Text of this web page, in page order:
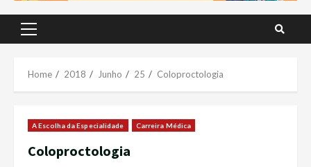
Primary
Home 2018 Junho 25 Coloproctologia
A Escolha da Especialidade Carreira Médica
Coloproctologia